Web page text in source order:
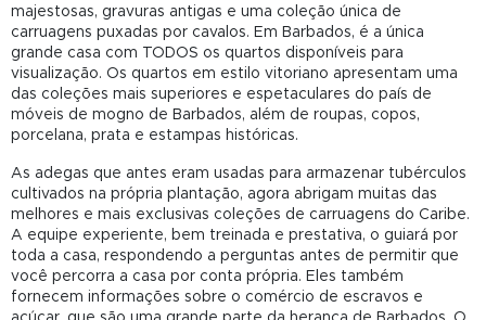
majestosas, gravuras antigas e uma coleção única de
carruagens puxadas por cavalos. Em Barbados, é a única
grande casa com TODOS os quartos disponíveis para
visualização. Os quartos em estilo vitoriano apresentam uma
das coleções mais superiores e espetaculares do país de
móveis de mogno de Barbados, além de roupas, copos,
porcelana, prata e estampas históricas.
As adegas que antes eram usadas para armazenar tubérculos
cultivados na própria plantação, agora abrigam muitas das
melhores e mais exclusivas coleções de carruagens do Caribe.
A equipe experiente, bem treinada e prestativa, o guiará por
toda a casa, respondendo a perguntas antes de permitir que
você percorra a casa por conta própria. Eles também
fornecem informações sobre o comércio de escravos e